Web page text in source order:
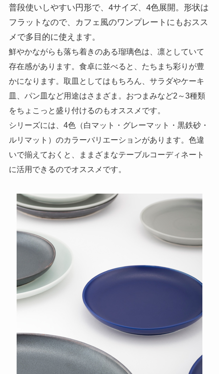
普段使いしやすい円形で、4サイズ、4色展開。形状は
フラットなので、カフェ風のワンプレートにもおスス
メで多目的に使えます。
鮮やかながらも落ち着きのある瑠璃色は、凛としていて
存在感があります。食卓に並べると、たちまち彩りが豊
かになります。 取皿としてはもちろん、サラダやケーキ
皿、パン皿など用途はさまざま。おつまみなど2～3種類
をちょこっと盛り付けるのもオススメです。
シリーズには、4色（白マット・グレーマット・黒鉄砂・
ルリマット）のカラーバリエーションがあります。色違
いで揃えておくと、ままざまなテーブルコーディネート
に活用できるのでオススメです。